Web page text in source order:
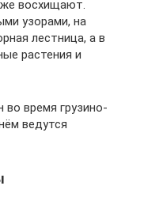
восхищают.
узорами, на
лестница, а в
растения и
во время грузино-
ведутся